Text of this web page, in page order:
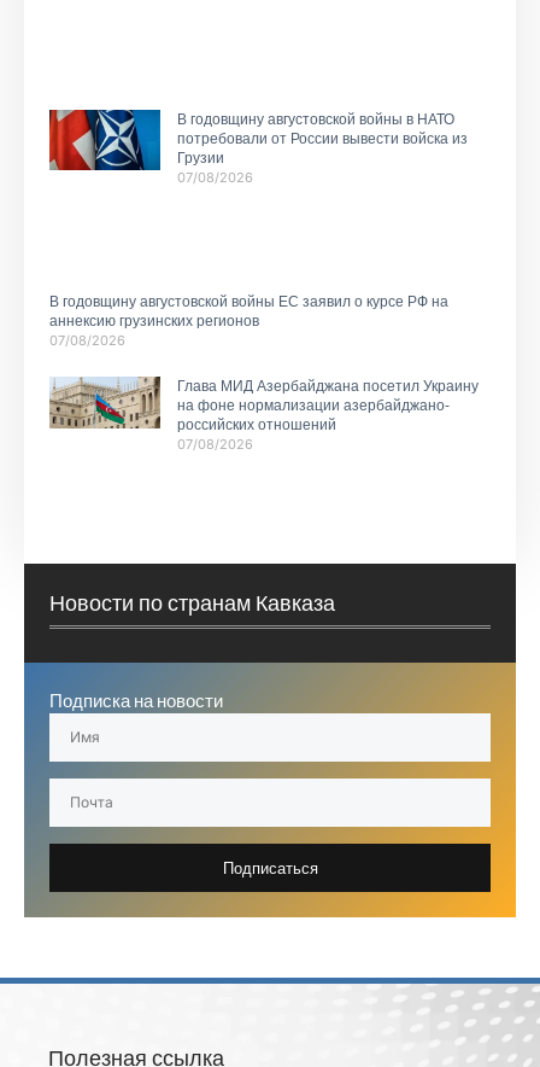
В годовщину августовской войны в НАТО
потребовали от России вывести войска из
Грузии
07/08/2026
В годовщину августовской войны ЕС заявил о курсе РФ на
аннексию грузинских регионов
07/08/2026
Глава МИД Азербайджана посетил Украину
на фоне нормализации азербайджано-
российских отношений
07/08/2026
Новости по странам Кавказа
Подписка на новости
Подписаться
Полезная ссылка